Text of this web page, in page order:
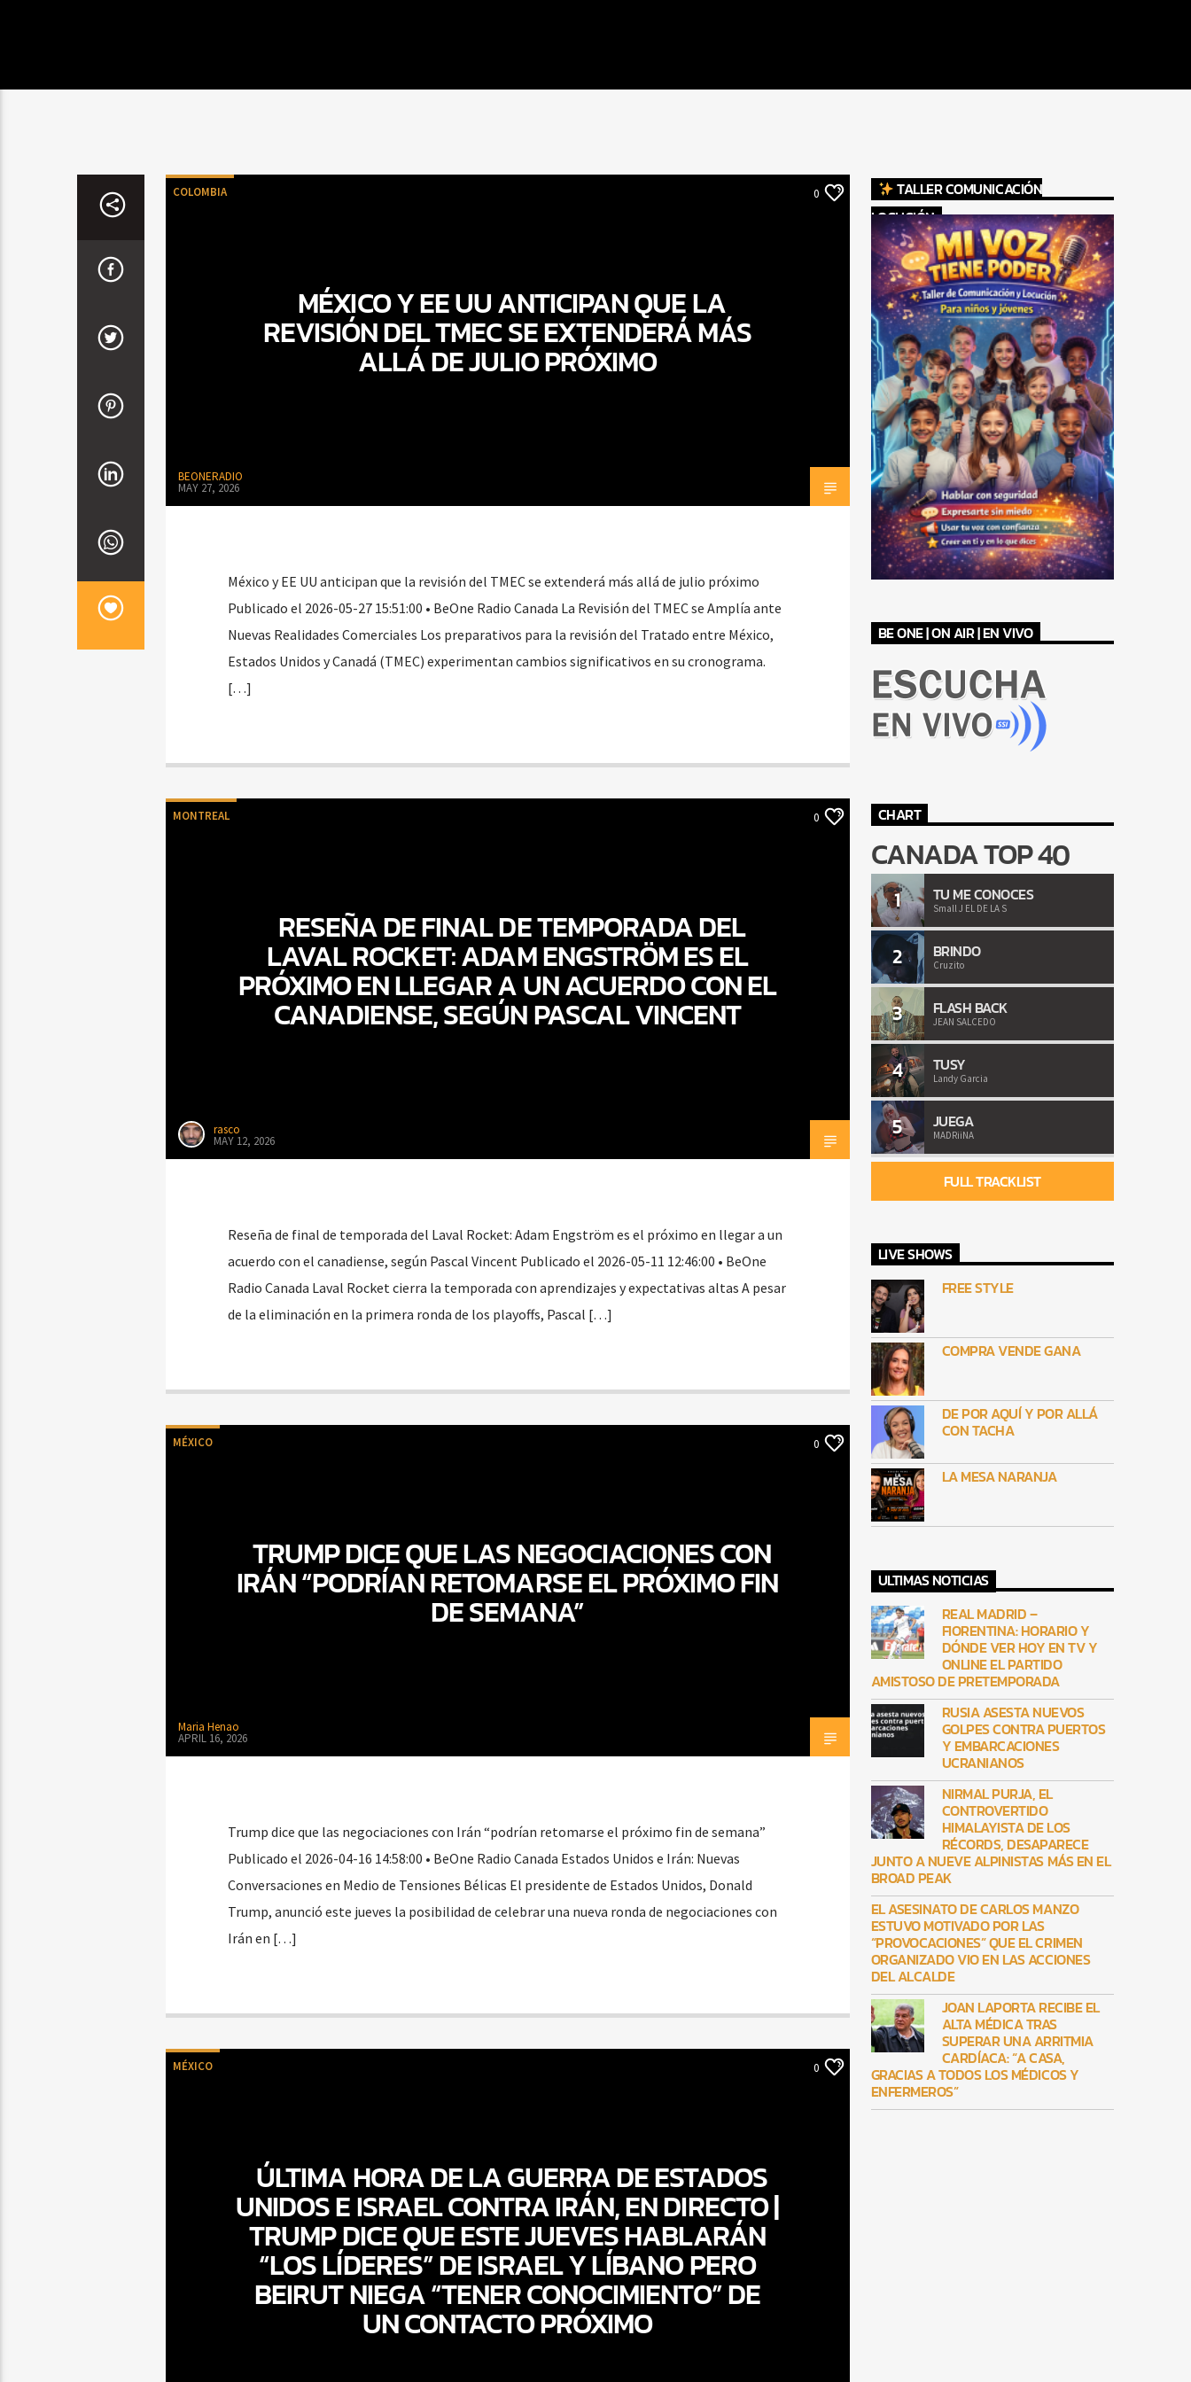
COLOMBIA 0
MÉXICO Y EE UU ANTICIPAN QUE LA
REVISIÓN DEL TMEC SE EXTENDERÁ MÁS
ALLÁ DE JULIO PRÓXIMO
BEONERADIO
MAY 27, 2026
México y EE UU anticipan que la revisión del TMEC se extenderá más allá de julio próximo
Publicado el 2026-05-27 15:51:00 • BeOne Radio Canada La Revisión del TMEC se Amplía ante
Nuevas Realidades Comerciales Los preparativos para la revisión del Tratado entre México,
Estados Unidos y Canadá (TMEC) experimentan cambios significativos en su cronograma.
[…]
MONTREAL 0
RESEÑA DE FINAL DE TEMPORADA DEL
LAVAL ROCKET: ADAM ENGSTRÖM ES EL
PRÓXIMO EN LLEGAR A UN ACUERDO CON EL
CANADIENSE, SEGÚN PASCAL VINCENT
rasco
MAY 12, 2026
Reseña de final de temporada del Laval Rocket: Adam Engström es el próximo en llegar a un
acuerdo con el canadiense, según Pascal Vincent Publicado el 2026-05-11 12:46:00 • BeOne
Radio Canada Laval Rocket cierra la temporada con aprendizajes y expectativas altas A pesar
de la eliminación en la primera ronda de los playoffs, Pascal […]
MÉXICO 0
TRUMP DICE QUE LAS NEGOCIACIONES CON
IRÁN “PODRÍAN RETOMARSE EL PRÓXIMO FIN
DE SEMANA”
Maria Henao
APRIL 16, 2026
Trump dice que las negociaciones con Irán “podrían retomarse el próximo fin de semana”
Publicado el 2026-04-16 14:58:00 • BeOne Radio Canada Estados Unidos e Irán: Nuevas
Conversaciones en Medio de Tensiones Bélicas El presidente de Estados Unidos, Donald
Trump, anunció este jueves la posibilidad de celebrar una nueva ronda de negociaciones con
Irán en […]
MÉXICO 0
ÚLTIMA HORA DE LA GUERRA DE ESTADOS
UNIDOS E ISRAEL CONTRA IRÁN, EN DIRECTO |
TRUMP DICE QUE ESTE JUEVES HABLARÁN
“LOS LÍDERES” DE ISRAEL Y LÍBANO PERO
BEIRUT NIEGA “TENER CONOCIMIENTO” DE
UN CONTACTO PRÓXIMO
TALLER COMUNICACIÓN
LOCUCIÓN
BE ONE | ON AIR | EN VIVO
CHART
CANADA TOP 40
1 TU ME CONOCES
Small J EL DE LA S
2 BRINDO
Cruzito
3 FLASH BACK
JEAN SALCEDO
4 TUSY
Landy Garcia
5 JUEGA
MADRiiNA
FULL TRACKLIST
LIVE SHOWS
FREE STYLE
COMPRA VENDE GANA
DE POR AQUÍ Y POR ALLÁ
CON TACHA
LA MESA NARANJA
ULTIMAS NOTICIAS
REAL MADRID –
FIORENTINA: HORARIO Y
DÓNDE VER HOY EN TV Y
ONLINE EL PARTIDO
AMISTOSO DE PRETEMPORADA
RUSIA ASESTA NUEVOS
GOLPES CONTRA PUERTOS
Y EMBARCACIONES
UCRANIANOS
NIRMAL PURJA, EL
CONTROVERTIDO
HIMALAYISTA DE LOS
RÉCORDS, DESAPARECE
JUNTO A NUEVE ALPINISTAS MÁS EN EL
BROAD PEAK
EL ASESINATO DE CARLOS MANZO
ESTUVO MOTIVADO POR LAS
“PROVOCACIONES” QUE EL CRIMEN
ORGANIZADO VIO EN LAS ACCIONES
DEL ALCALDE
JOAN LAPORTA RECIBE EL
ALTA MÉDICA TRAS
SUPERAR UNA ARRITMIA
CARDÍACA: “A CASA,
GRACIAS A TODOS LOS MÉDICOS Y
ENFERMEROS”